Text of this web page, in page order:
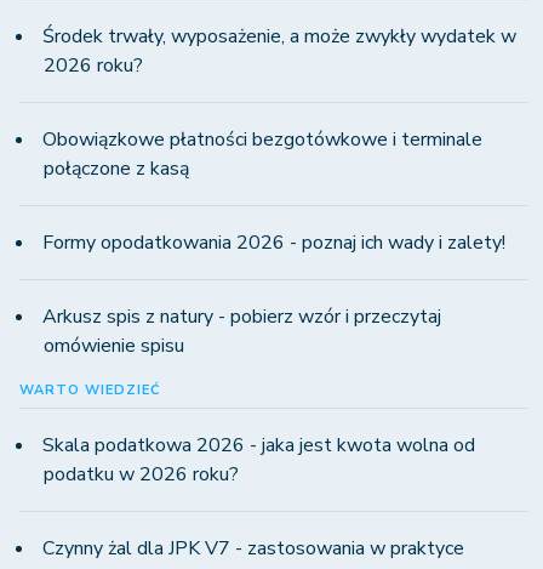
Środek trwały, wyposażenie, a może zwykły wydatek w
2026 roku?
Obowiązkowe płatności bezgotówkowe i terminale
połączone z kasą
Formy opodatkowania 2026 - poznaj ich wady i zalety!
Arkusz spis z natury - pobierz wzór i przeczytaj
omówienie spisu
WARTO WIEDZIEĆ
Skala podatkowa 2026 - jaka jest kwota wolna od
podatku w 2026 roku?
Czynny żal dla JPK V7 - zastosowania w praktyce